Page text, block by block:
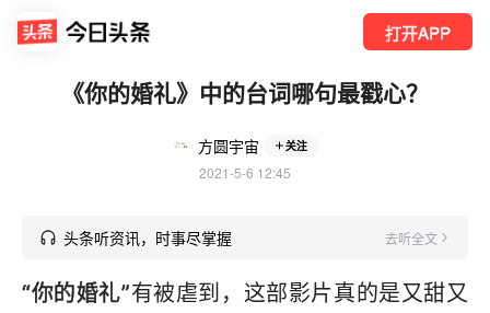
打开APP
《你的婚礼》中的台词哪句最戳心？
方圆宇宙 关注
2021-5-6 12:45
头条听资讯，时事尽掌握 去听全文
“你的婚礼”有被虐到，这部影片真的是又甜又